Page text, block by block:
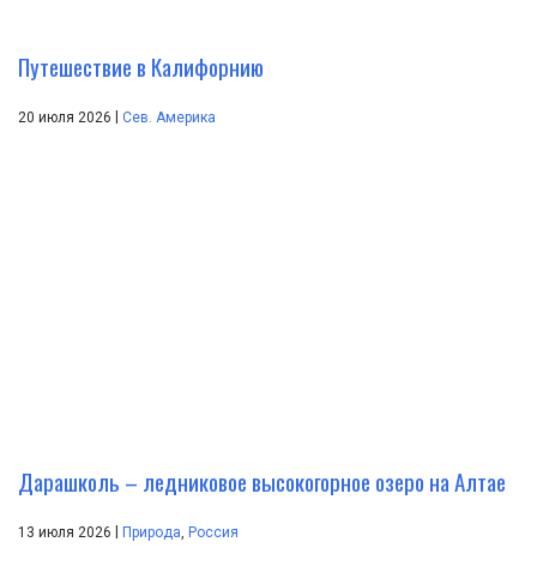
Путешествие в Калифорнию
20 июля 2026 Сев. Америка
Дарашколь – ледниковое высокогорное озеро на Алтае
13 июля 2026 | Природа Россия